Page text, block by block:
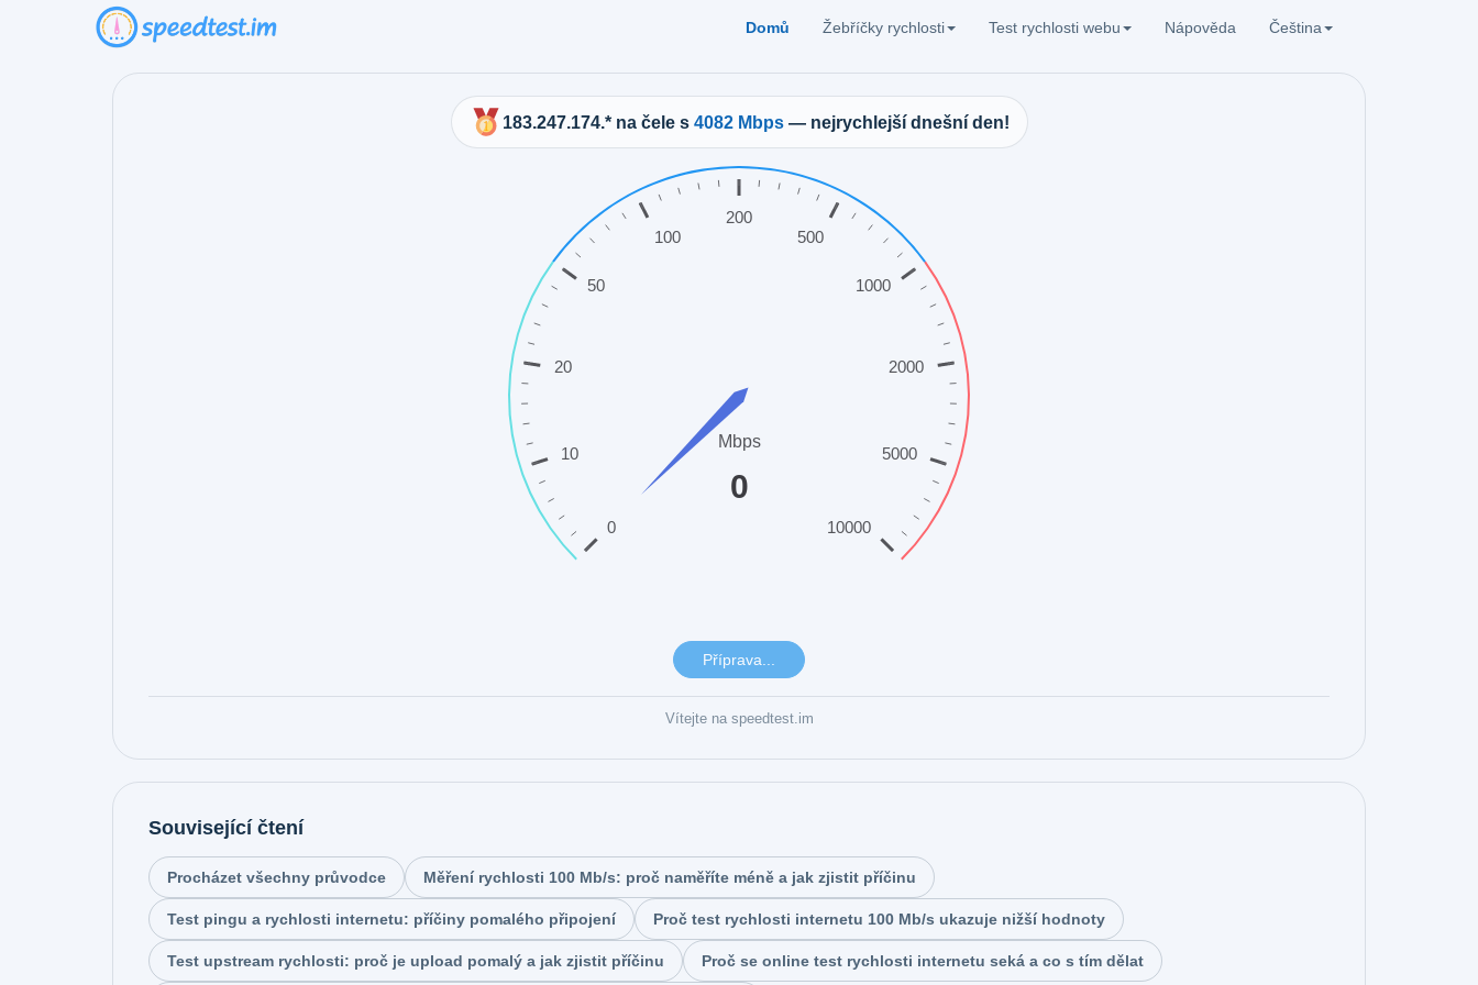
Domů Žebříčky rychlosti Test rychlosti webu Nápověda Čeština
183.247.174.* na čele s 4082 Mbps— nejrychlejší dnešní den!
Vítejte na speedtest.im
Porovnejte optiku, kabel, DSL, WiFi a 5G podle výsledků uživatelů v Česku i okolí
Test rychlosti webu ukazuje, jak rychle se z vašeho připojení načítají oblíbené služby
Denní, týdenní a měsíční žebříčky pomohou odhalit výkyvy připojení
Související čtení
Procházet všechny průvodce Měření rychlosti 100 Mb/s: proč naměříte méně a jak zjistit příčinu
Test pingu a rychlosti internetu: příčiny pomalého připojení Proč test rychlosti internetu 100 Mb/s ukazuje nižší hodnoty
Test upstream rychlosti: proč je upload pomalý a jak zjistit příčinu Proč se online test rychlosti internetu seká a co s tím dělat